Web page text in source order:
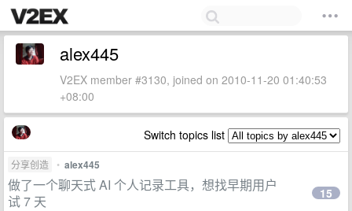
alex445
V2EX member #3130, joined on 2010-11-20 01:40:53
+08:00
Switch topics list
分享创造 • alex445
做了一个聊天式 AI 个人记录工具，想找早期用户
试 7 天
15